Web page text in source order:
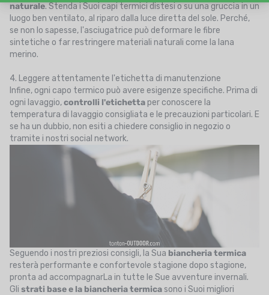
naturale. Stenda i Suoi capi termici distesi o su una gruccia in un
luogo ben ventilato, al riparo dalla luce diretta del sole. Perché,
se non lo sapesse, l'asciugatrice può deformare le fibre
sintetiche o far restringere materiali naturali come la lana
merino.
4. Leggere attentamente l'etichetta di manutenzione
Infine, ogni capo termico può avere esigenze specifiche. Prima di
ogni lavaggio,controlli l'etichetta per conoscere la
temperatura di lavaggio consigliata e le precauzioni particolari. E
se ha un dubbio, non esiti a chiedere consiglio in negozio o
tramite i nostri social network.
Seguendo i nostri preziosi consigli, la Sua biancheria termica
resterà performante e confortevole stagione dopo stagione,
pronta ad accompagnarLa in tutte le Sue avventure invernali.
Gli strati base e la biancheria termicasono i Suoi migliori